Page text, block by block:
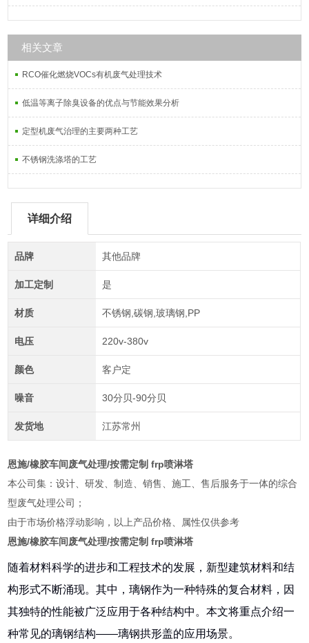
相关文章
RCO催化燃烧VOCs有机废气处理技术
低温等离子除臭设备的优点与节能效果分析
定型机废气治理的主要两种工艺
不锈钢洗涤塔的工艺
详细介绍
品牌 其他品牌
加工定制 是
材质 不锈钢,碳钢,玻璃钢,PP
电压 220v-380v
颜色 客户定
噪音 30分贝-90分贝
发货地 江苏常州
恩施/橡胶车间废气处理/按需定制 frp喷淋塔
本公司集：设计、研发、制造、销售、施工、售后服务于一体的综合
型废气处理公司；
由于市场价格浮动影响，以上产品价格、属性仅供参考
恩施/橡胶车间废气处理/按需定制 frp喷淋塔
随着材料科学的进步和工程技术的发展，新型建筑材料和结
构形式不断涌现。其中，璃钢作为一种特殊的复合材料，因
其独特的性能被广泛应用于各种结构中。本文将重点介绍一
种常见的璃钢结构——璃钢拱形盖的应用场景。